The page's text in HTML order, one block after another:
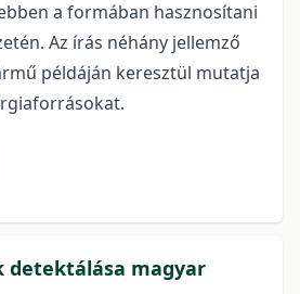
a formában hasznosítani
Az írás néhány jellemző
példáján keresztül mutatja
detektálása magyar